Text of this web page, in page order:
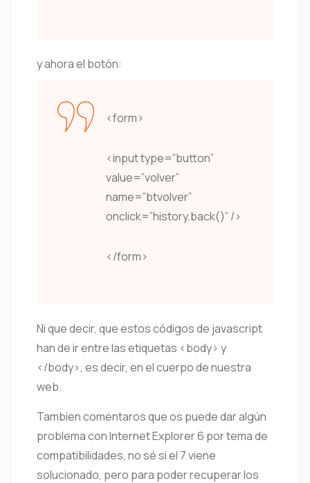
y ahora el botón:
<form>
<input type=”button”
value=”volver”
name=”btvolver”
onclick=”history.back()” />
</form>
Ni que decir, que estos códigos de javascript
han de ir entre las etiquetas <body> y
</body>, es decir, en el cuerpo de nuestra
web.
Tambien comentaros que os puede dar algún
problema con Internet Explorer 6 por tema de
compatibilidades, no sé si el 7 viene
solucionado, pero para poder recuperar los